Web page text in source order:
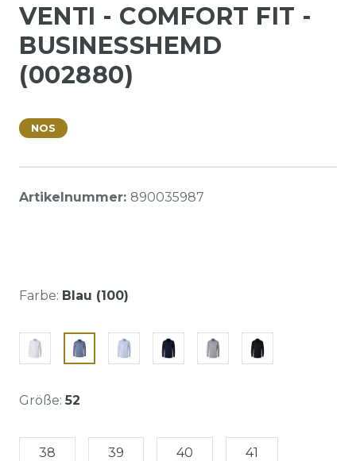
VENTI - COMFORT FIT -
BUSINESSHEMD
(002880)
NOS
Artikelnummer: 890035987
Farbe: Blau (100)
Größe: 52
38 39 40 41